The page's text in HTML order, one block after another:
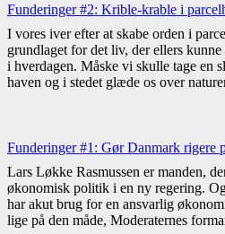
Funderinger #2: Krible-krable i
I vores iver efter at skabe orden i
grundlaget for det liv, der ellers
i hverdagen. Måske vi skulle tage en
haven og i stedet glæde os over
Funderinger #1: Gør Danmark rigere
Lars Løkke Rasmussen er manden,
økonomisk politik i en ny regering.
har akut brug for en ansvarlig
lige på den måde, Moderaternes